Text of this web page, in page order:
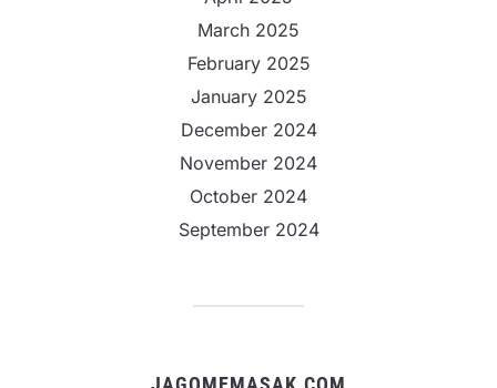
March 2025
February 2025
January 2025
December 2024
November 2024
October 2024
September 2024